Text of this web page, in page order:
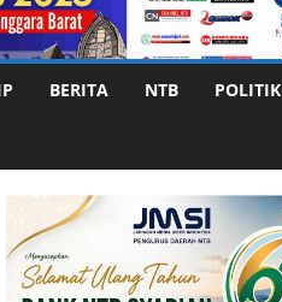
BERITA NTB POLITIK